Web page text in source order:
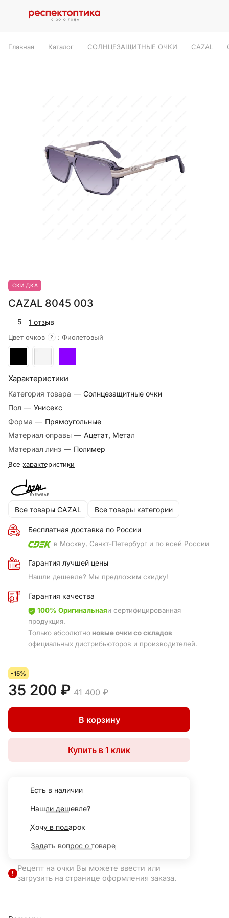
Главная Каталог СОЛНЦЕЗАЩИТНЫЕ ОЧКИ CAZAL
СКИДКА
CAZAL 8045 003
5 1 отзыв
Цвет очков ? : Фиолетовый
Характеристики
Категория товара — Солнцезащитные очки
Пол — Унисекс
Форма — Прямоугольные
Материал оправы — Ацетат, Метал
Материал линз — Полимер
Все характеристики
Все товары CAZAL Все товары категории
Бесплатная доставка по России
в Москву, Санкт-Петербург и по всей России
Гарантия лучшей цены
Нашли дешевле? Мы предложим скидку!
Гарантия качества
100% Оригинальнаяи сертифицированная
продукция.
Только абсолютно новые очки со складов
официальных дистрибьюторов и производителей.
-15%
35 200 ₽ 41 400 ₽
В корзину
Купить в 1 клик
Есть в наличии
Нашли дешевле?
Хочу в подарок
Задать вопрос о товаре
Рецепт на очки Вы можете ввести или
загрузить на странице оформления заказа.